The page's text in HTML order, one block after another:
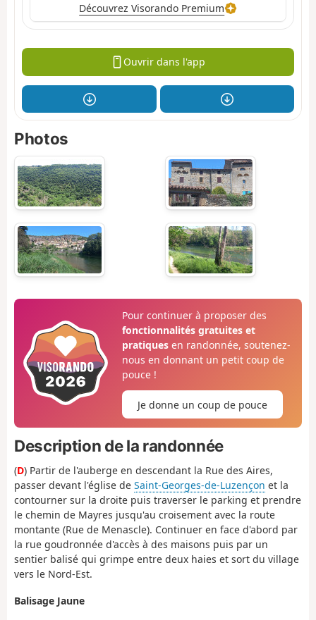
Découvrez Visorando Premium
Ouvrir dans l'app
Photos
Pour continuer à proposer des
fonctionnalités gratuites et
pratiquesen randonnée, soutenez-
nous en donnant un petit coup de
pouce !
Je donne un coup de pouce
Description de la randonnée
(D) Partir de l'auberge en descendant la Rue des Aires,
passer devant l'église de Saint-Georges-de-Luzençon et la
contourner sur la droite puis traverser le parking et prendre
le chemin de Mayres jusqu'au croisement avec la route
montante (Rue de Menascle). Continuer en face d'abord par
la rue goudronnée d'accès à des maisons puis par un
sentier balisé qui grimpe entre deux haies et sort du village
vers le Nord-Est.
Balisage Jaune